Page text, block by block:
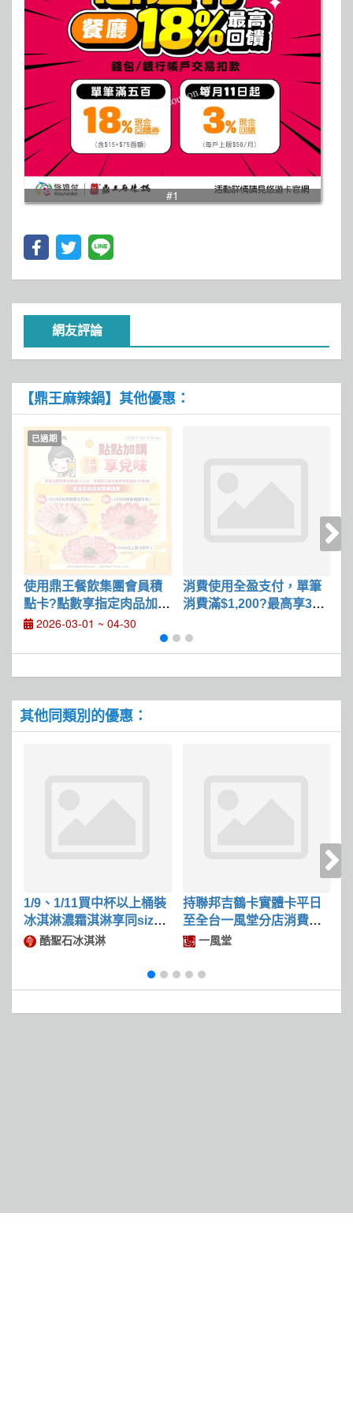
#1
網友評論
【鼎王麻辣鍋】其他優惠：
已過期
使用鼎王餐飲集團會員積
點卡?點數享指定肉品加購
優惠2026-03-01 ~ 04-30
消費使用全盈支付，單筆
消費滿$1,200?最高享3
其他同類別的優惠：
1/9、1/11買中杯以上桶裝
冰淇淋濃霜淇淋享同size
冰淇淋第二件50
酷聖石冰淇淋
持聯邦吉鶴卡實體卡平日
至全台一風堂分店消費滿
$600可現折$50
一風堂